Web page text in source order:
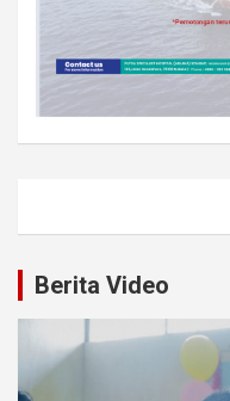
Berita Video